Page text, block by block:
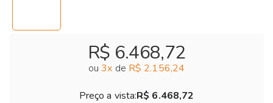
R$ 6.468,72
ou3x de R$ 2.156,24
Preço a vista:R$ 6.468,72